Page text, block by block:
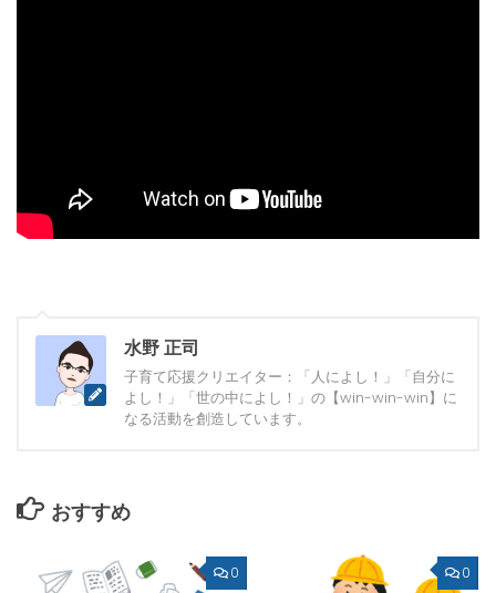
水野 正司
子育て応援クリエイター：「人によし！」「自分に
よし！」「世の中によし！」の【win-win-win】に
なる活動を創造しています。
おすすめ
0 0